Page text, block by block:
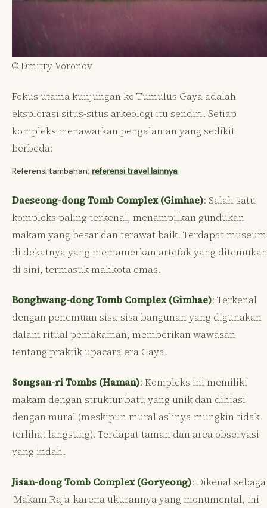
© Dmitry Voronov
Fokus utama kunjungan ke Tumulus Gaya adalah
eksplorasi situs-situs arkeologi itu sendiri. Setiap
kompleks menawarkan pengalaman yang sedikit
berbeda:
Referensi tambahan: referensi travel lainnya
Daeseong-dong Tomb Complex (Gimhae): Salah satu
kompleks paling terkenal, menampilkan gundukan
makam yang besar dan terawat baik. Terdapat museum
di dekatnya yang memamerkan artefak yang ditemukan
di sini, termasuk mahkota emas.
Bonghwang-dong Tomb Complex (Gimhae): Terkenal
dengan penemuan sisa-sisa bangunan yang digunakan
dalam ritual pemakaman, memberikan wawasan
tentang praktik upacara era Gaya.
Songsan-ri Tombs (Haman): Kompleks ini memiliki
makam dengan struktur batu yang unik dan dihiasi
dengan mural (meskipun mural aslinya mungkin tidak
terlihat langsung). Terdapat taman dan area observasi
yang indah.
Jisan-dong Tomb Complex (Goryeong): Dikenal
'Makam Raja' karena ukurannya yang monumental, ini